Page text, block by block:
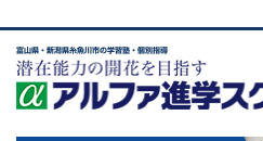
富山県・新潟県糸魚川市の学習塾・個別指導